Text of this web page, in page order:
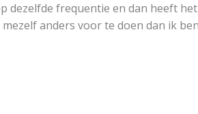
dezelfde frequentie en dan heeft het
anders voor te doen dan ik